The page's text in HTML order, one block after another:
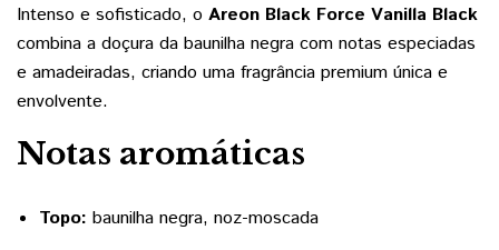
Intenso e sofisticado, o Areon Black Force Vanilla Black
combina a doçura da baunilha negra com notas especiadas
e amadeiradas, criando uma fragrância premium única e
envolvente.
Notas aromáticas
Topo: baunilha negra, noz-moscada